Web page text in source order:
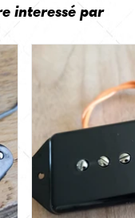
interessé par